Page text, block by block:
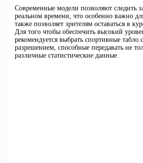
Современные модели позволяют следить
реальном времени, что особенно важно
также позволяет зрителям оставаться в
Для того чтобы обеспечить высокий
рекомендуется выбрать спортивные табло
разрешением, способные передавать не
различные статистические данные.